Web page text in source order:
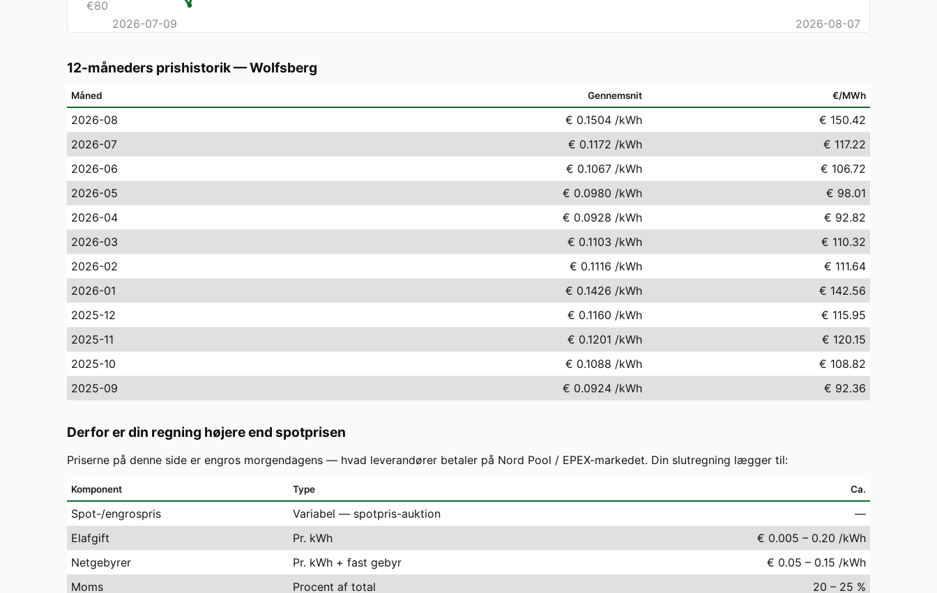
€80
2026-07-09
2026-08-07
12-måneders prishistorik—Wolfsberg
Måned Gennemsnit €/MWh
2026-08 € 0.1504 /kWh
€ 150.42
2026-07
€ 0.1172 /kWh
€ 117.22
2026-06
€ 0.1067 /kWh
€ 106.72
2026-05
€ 0.0980 /kWh
€ 98.01
2026-04
€ 0.0928 /kWh
€ 92.82
2026-03
€ 0.1103 /kWh
€ 110.32
2026-02
€ 0.1116 /kWh
€ 111.64
2026-01
€ 0.1426 /kWh
€ 142.56
2025-12
€ 0.1160 /kWh
€ 115.95
2025-11
€ 0.1201 /kWh
€ 120.15
2025-10
€ 0.1088 /kWh
€ 108.82
2025-09
€ 0.0924 /kWh € 92.36
Derfor er din regning højere end spotprisen
Priserne på denne side er engros morgendagens — hvad leverandører betaler på Nord Pool / EPEX-markedet. Din slutregning lægger til:
Komponent Type Ca.
Spot-/engrospris Variabel — spotpris-auktion
—
Elafgift
Pr. kWh
€ 0.005 – 0.20 /kWh
Netgebyrer
Pr. kWh + fast gebyr
€ 0.05 – 0.15 /kWh
Moms
Procent af total 20 – 25 %